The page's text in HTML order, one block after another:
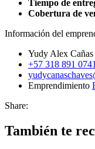
Tiempo de
Cobertura de
Información del
Yudy Alex Cañas
+57 318 891 0741
Emprendimiento
Share:
También te